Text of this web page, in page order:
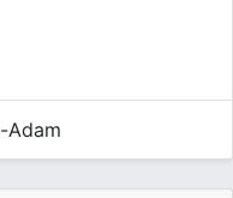
Adam